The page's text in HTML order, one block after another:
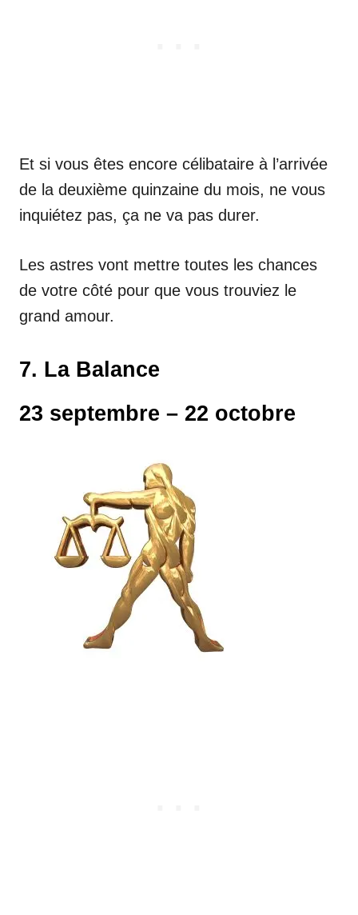
Et si vous êtes encore célibataire à l’arrivée
de la deuxième quinzaine du mois, ne vous
inquiétez pas, ça ne va pas durer.
Les astres vont mettre toutes les chances
de votre côté pour que vous trouviez le
grand amour.
7. La Balance
23 septembre – 22 octobre